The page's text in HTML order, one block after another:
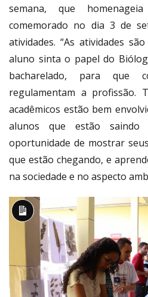
semana, que
comemorado no dia 3 de
atividades. “As atividades
aluno sinta o papel do
bacharelado, para que
regulamentam a profissão.
acadêmicos estão bem
alunos que estão
oportunidade de mostrar
que estão chegando, e
na sociedade e no aspecto
Descrição
longa